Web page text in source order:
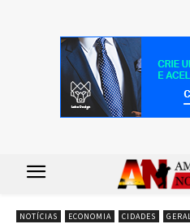
NOTÍCIAS ECONOMIA CIDADES GERAL